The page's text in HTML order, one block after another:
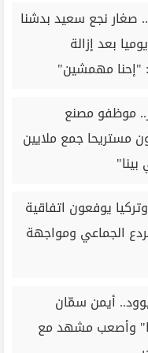
صغار نجع سعيد بدشنا
يوميا بعد إزالة
"إحنا مهمشين"
موظفو مصنع
مستريحا جمع ملايين
يوفعون اتفاقية
الجماعي ومواجهة
أيمن سمّان
وأصعب مشهد مع